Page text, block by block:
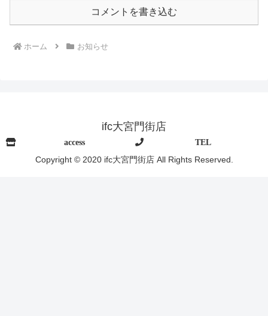
コメントを書き込む
ホーム お知らせ
ifc大宮門街店
access TEL
Copyright © 2020 ifc大宮門街店 All Rights Reserved.